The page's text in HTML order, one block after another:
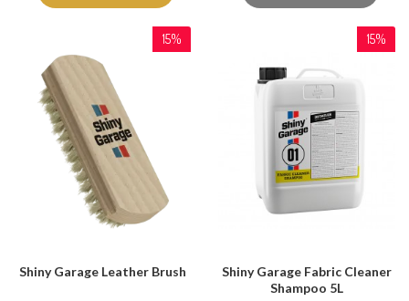
15%
Shiny Garage Leather Brush
15%
Shiny Garage Fabric Cleaner
Shampoo 5L